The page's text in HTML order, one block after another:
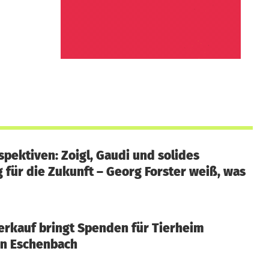
Zoigl, Gaudi und solides
für die Zukunft – Georg Forster weiß, was
bringt Spenden für Tierheim
Eschenbach